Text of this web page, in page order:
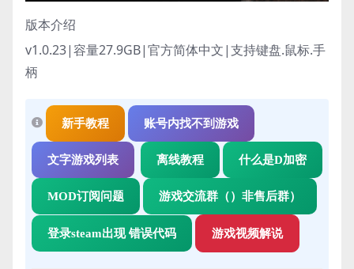
版本介绍
v1.0.23|容量27.9GB|官方简体中文|支持键盘.鼠标.手
柄
新手教程 账号内找不到游戏
文字游戏列表 离线教程 什么是D加密
MOD订阅问题 游戏交流群（）非售后群）
登录steam出现 错误代码 游戏视频解说